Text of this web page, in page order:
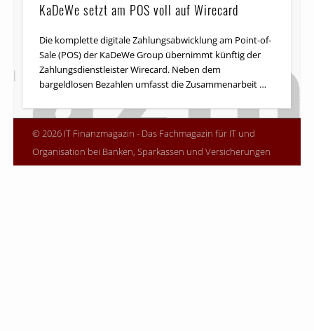
KaDeWe setzt am POS voll auf Wirecard
Die komplette digitale Zahlungsabwicklung am Point-of-
Sale (POS) der KaDeWe Group übernimmt künftig der
Zahlungsdienstleister Wirecard. Neben dem
bargeldlosen Bezahlen umfasst die Zusammenarbeit …
© 2026 IT Finanzmagazin - Das Fachmagazin für IT und
Organisation bei Banken, Sparkassen und Versicherungen